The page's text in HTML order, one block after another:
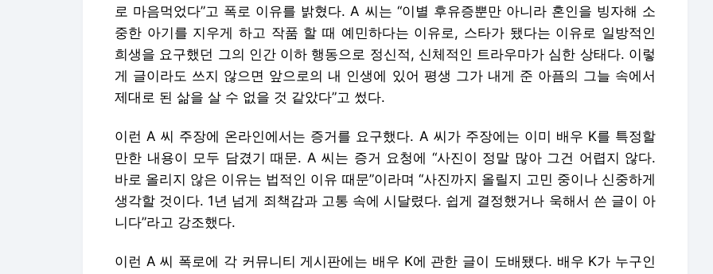
로 마음먹었다”고 폭로 이유를 밝혔다. A 씨는 “이별 후유증뿐만 아니라 혼인을 빙자해 소
중한 아기를 지우게 하고 작품 할 때 예민하다는 이유로, 스타가 됐다는 이유로 일방적인
희생을 요구했던 그의 인간 이하 행동으로 정신적, 신체적인 트라우마가 심한 상태다. 이렇
게 글이라도 쓰지 않으면 앞으로의 내 인생에 있어 평생 그가 내게 준 아픔의 그늘 속에서
제대로 된 삶을 살 수 없을 것 같았다”고 썼다.
이런 A 씨 주장에 온라인에서는 증거를 요구했다. A 씨가 주장에는 이미 배우 K를 특정할
만한 내용이 모두 담겼기 때문. A 씨는 증거 요청에 “사진이 정말 많아 그건 어렵지 않다.
바로 올리지 않은 이유는 법적인 이유 때문”이라며 “사진까지 올릴지 고민 중이나 신중하게
생각할 것이다. 1년 넘게 죄책감과 고통 속에 시달렸다. 쉽게 결정했거나 욱해서 쓴 글이 아
니다”라고 강조했다.
이런 A 씨 폭로에 각 커뮤니티 게시판에는 배우 K에 관한 글이 도배됐다. 배우 K가 누구인